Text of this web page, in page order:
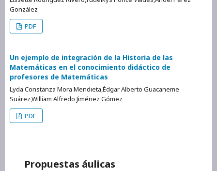
González
PDF
Un ejemplo de integración de la Historia de las
Matemáticas en el conocimiento didáctico de
profesores de Matemáticas
Lyda Constanza Mora Mendieta,Édgar Alberto Guacaneme
Suárez,William Alfredo Jiménez Gómez
PDF
Propuestas áulicas